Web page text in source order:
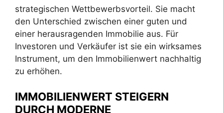
strategischen Wettbewerbsvorteil. Sie macht
den Unterschied zwischen einer guten und
einer herausragenden Immobilie aus. Für
Investoren und Verkäufer ist sie ein wirksames
Instrument, um den Immobilienwert nachhaltig
zu erhöhen.
IMMOBILIENWERT STEIGERN
DURCH MODERNE